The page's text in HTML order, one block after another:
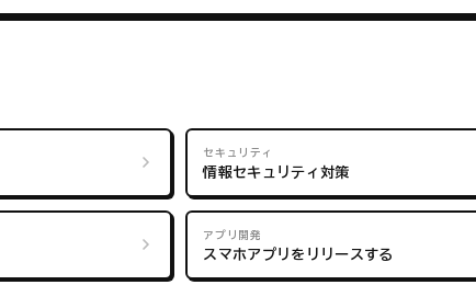
セキュリティ
情報セキュリティ対策
アプリ開発
スマホアプリをリリースする